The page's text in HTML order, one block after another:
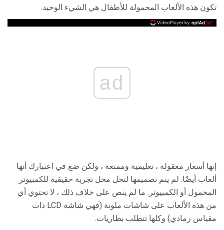
تكون هذه الألعاب المحمولة للأطفال هي الشيء الوحيد.
ad
إنها أسعار معقولة ، تعليمية وممتعة ، ولكن ضع في اعتبارك أنها
ألعاب أيضًا. لم يتم تصميمها لتحل محل تجربة حقيقية للكمبيوتر
المحمول أو الكمبيوتر. ما لم ينص على خلاف ذلك ، لا تحتوي أي
من هذه الألعاب على شاشات ملونة (فهي شاشة LCD ذات
مقياس رمادي) وكلها تتطلب بطاريات.